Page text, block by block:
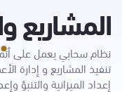
المشاريع
نظام سحابي يعمل على
تنفيذ المشاريع و إدارة
إعداد الميزانية والتنبؤ